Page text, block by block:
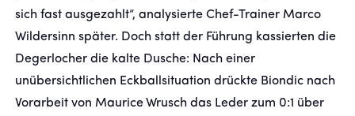
sich fast ausgezahlt“, analysierte Chef-Trainer Marco
Wildersinn später. Doch statt der Führung kassierten die
Degerlocher die kalte Dusche: Nach einer
unübersichtlichen Eckballsituation drückte Biondic nach
Vorarbeit von Maurice Wrusch das Leder zum 0:1 über